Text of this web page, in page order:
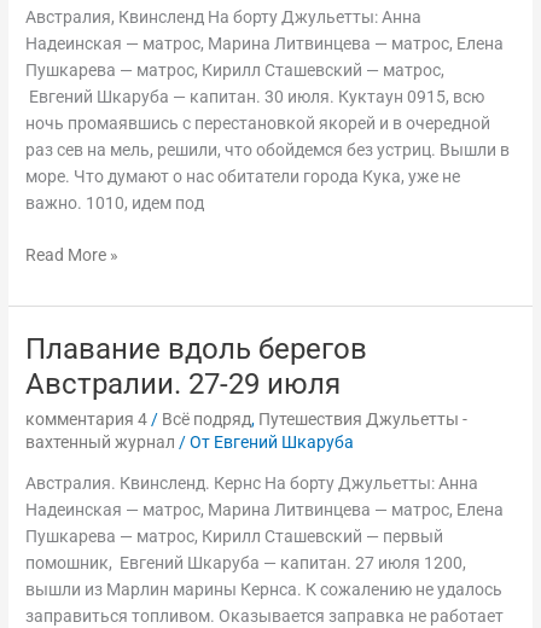
Австралия, Квинсленд На борту Джульетты: Анна
Надеинская — матрос, Марина Литвинцева — матрос, Елена
Пушкарева — матрос, Кирилл Сташевский — матрос,
Евгений Шкаруба — капитан. 30 июля. Куктаун 0915, всю
ночь промаявшись с перестановкой якорей и в очередной
раз сев на мель, решили, что обойдемся без устриц. Вышли в
море. Что думают о нас обитатели города Кука, уже не
важно. 1010, идем под
июля
—
5
августа
Read More »
Плавание вдоль берегов
Австралии. 27-29 июля
комментария 4 / Всё подряд, Путешествия Джульетты -
вахтенный журнал / От Евгений Шкаруба
Австралия. Квинсленд. Кернс На борту Джульетты: Анна
Надеинская — матрос, Марина Литвинцева — матрос, Елена
Пушкарева — матрос, Кирилл Сташевский — первый
помошник, Евгений Шкаруба — капитан. 27 июля 1200,
вышли из Марлин марины Кернса. К сожалению не удалось
заправиться топливом. Оказывается заправка не работает
Плавание
вдоль
берегов
Австралии.
27-
29
июля